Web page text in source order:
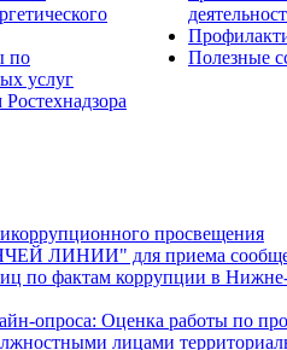
по
услуг
Полезные
просвещения
ЛИНИИ" для приема
по фактам коррупции в
опроса: Оценка работы по
лицами